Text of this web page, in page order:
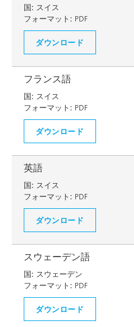
国: スイス
フォーマット: PDF
ダウンロード
フランス語
国: スイス
フォーマット: PDF
ダウンロード
英語
国: スイス
フォーマット: PDF
ダウンロード
スウェーデン語
国: スウェーデン
フォーマット: PDF
ダウンロード